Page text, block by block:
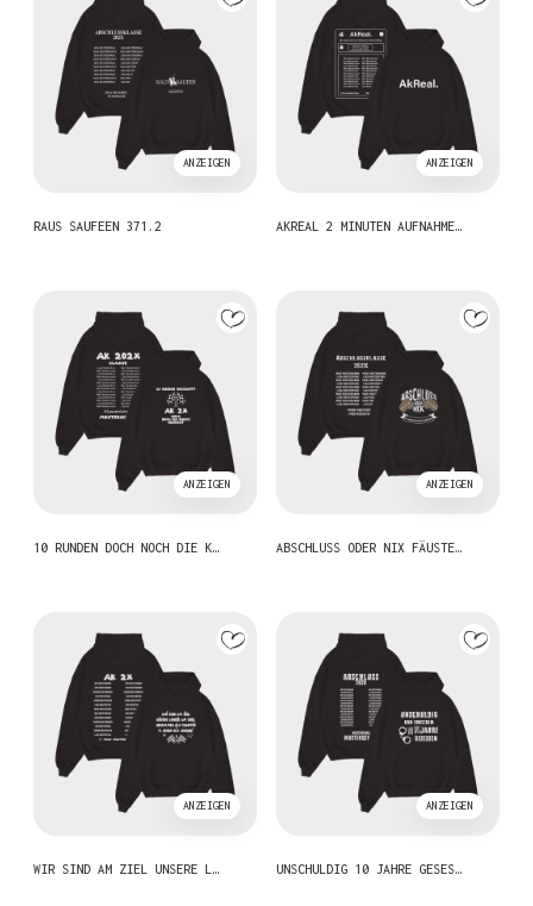
ANZEIGEN
RAUS SAUFEEN 371.2
ANZEIGEN
AKREAL 2 MINUTEN AUFNAHME…
ANZEIGEN
10 RUNDEN DOCH NOCH DIE K…
ANZEIGEN
ABSCHLUSS ODER NIX FÄUSTE…
ANZEIGEN
WIR SIND AM ZIEL UNSERE L…
ANZEIGEN
UNSCHULDIG 10 JAHRE GESES…